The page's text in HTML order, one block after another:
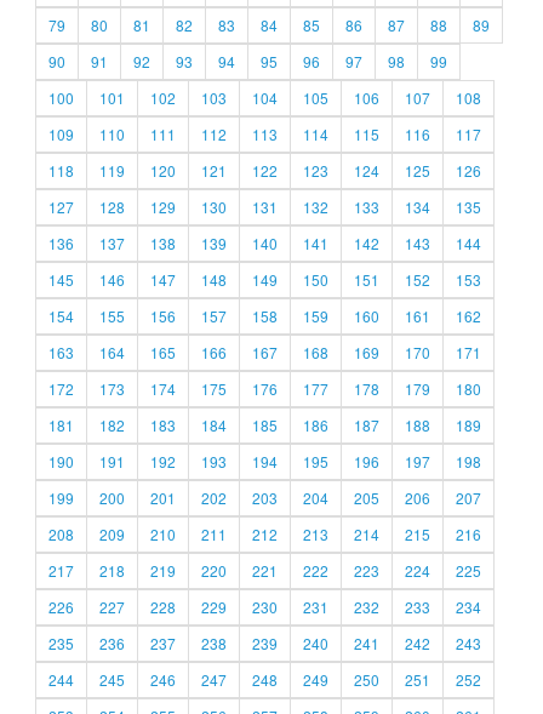
79
80 81 82 83 84 85 86 87 88
89
90
91 92 93 94 95 96 97 98
99
100
101 102 103 104 105 106 107
108
109
110 111 112 113 114 115 116
117
118
119 120 121 122 123 124 125
126
127
128 129 130 131 132 133 134
135
136
137 138 139 140 141 142 143
144
145
146 147 148 149 150 151 152
153
154
155 156 157 158 159 160 161
162
163
164 165 166 167 168 169 170
171
172
173 174 175 176 177 178 179
180
181
182 183 184 185 186 187 188
189
190
191 192 193 194 195 196 197
198
199
200 201 202 203 204 205 206
207
208
209 210 211 212 213 214 215
216
217
218 219 220 221 222 223 224
225
226
227 228 229 230 231 232 233
234
235
236 237 238 239 240 241 242
243
244
245 246 247 248 249 250 251
252